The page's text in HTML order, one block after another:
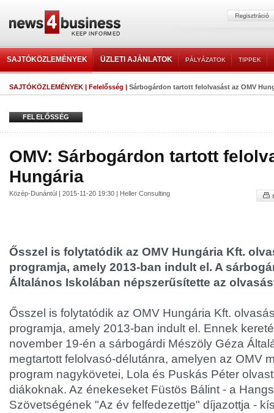
SAJTÓKÖZLEMÉNYEK ÜZLETI AJÁNLATOK PÁLYÁZATOK TIPPEK
SAJTÓKÖZLEMÉNYEK | Felelősség | Sárbogárdon tartott felolvasást az OMV
FELELŐSSÉG
OMV: Sárbogárdon tartott
Hungária
Közép-Dunántúl | 2015-11-20 19:30 | Heller Consulting
Ősszel is folytatódik az OMV Hungária Kft.
programja, amely 2013-ban indult el. A
Általános Iskolában népszerűsítette az
Ősszel is folytatódik az OMV Hungária Kft.
programja, amely 2013-ban indult el. Ennek
november 19-én a sárbogárdi Mészöly Géza
megtartott felolvasó-délutánra, amelyen az OMV
program nagykövetei, Lola és Puskás Péter
diákoknak. Az énekeseket Füstös Bálint - a
Szövetségének "Az év felfedezettje" díjazottja -